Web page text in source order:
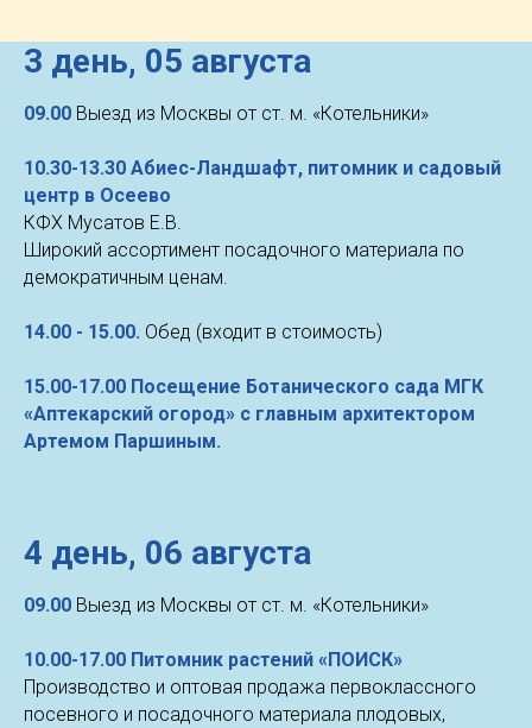
3 день, 05 августа
09.00 Выезд из Москвы от ст. м. «Котельники»
10.30-13.30 Абиес-Ландшафт, питомник и садовый
центр в Осеево
КФХ Мусатов Е.В.
Широкий ассортимент посадочного материала по
демократичным ценам.
14.00 - 15.00. Обед (входит в стоимость)
15.00-17.00 Посещение Ботанического сада МГК
«Аптекарский огород» c главным архитектором
Артемом Паршиным.
4 день, 06 августа
09.00 Выезд из Москвы от ст. м. «Котельники»
10.00-17.00 Питомник растений «ПОИСК»
Производство и оптовая продажа первоклассного
посевного и посадочного материала плодовых,